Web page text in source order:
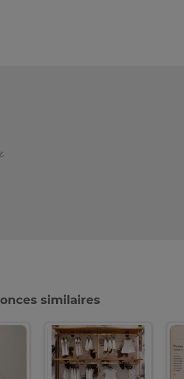
similaires